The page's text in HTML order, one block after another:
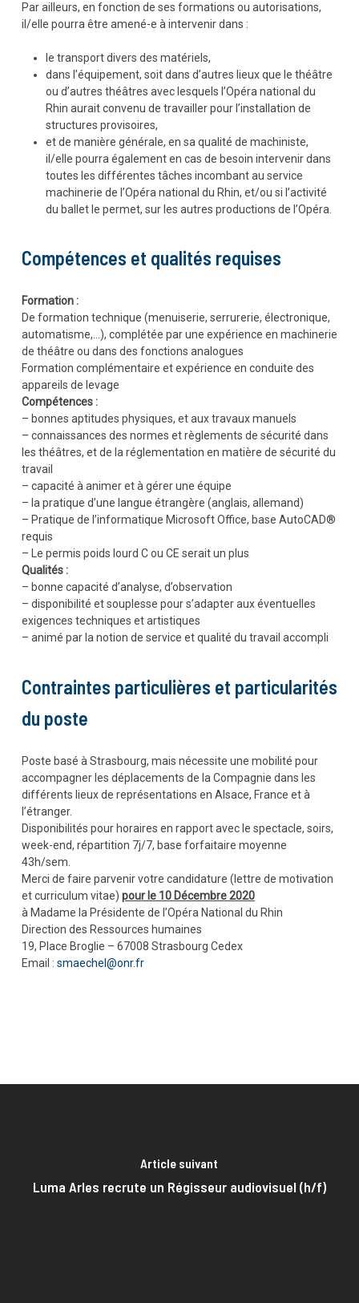
Par ailleurs, en fonction de ses formations ou autorisations,
il/elle pourra être amené-e à intervenir dans :
le transport divers des matériels,
dans l’équipement, soit dans d’autres lieux que le théâtre
ou d’autres théâtres avec lesquels l’Opéra national du
Rhin aurait convenu de travailler pour l’installation de
structures provisoires,
et de manière générale, en sa qualité de machiniste,
il/elle pourra également en cas de besoin intervenir dans
toutes les différentes tâches incombant au service
machinerie de l’Opéra national du Rhin, et/ou si l’activité
du ballet le permet, sur les autres productions de l’Opéra.
Compétences et qualités requises
Formation :
De formation technique (menuiserie, serrurerie, électronique,
automatisme,…), complétée par une expérience en machinerie
de théâtre ou dans des fonctions analogues
Formation complémentaire et expérience en conduite des
appareils de levage
Compétences :
– bonnes aptitudes physiques, et aux travaux manuels
– connaissances des normes et règlements de sécurité dans
les théâtres, et de la réglementation en matière de sécurité du
travail
– capacité à animer et à gérer une équipe
– la pratique d’une langue étrangère (anglais, allemand)
– Pratique de l’informatique Microsoft Office, base AutoCAD®
requis
– Le permis poids lourd C ou CE serait un plus
Qualités :
– bonne capacité d’analyse, d’observation
– disponibilité et souplesse pour s’adapter aux éventuelles
exigences techniques et artistiques
– animé par la notion de service et qualité du travail accompli
Contraintes particulières et particularités
du poste
Poste basé à Strasbourg, mais nécessite une mobilité pour
accompagner les déplacements de la Compagnie dans les
différents lieux de représentations en Alsace, France et à
l’étranger.
Disponibilités pour horaires en rapport avec le spectacle, soirs,
week-end, répartition 7j/7, base forfaitaire moyenne
43h/sem.
Merci de faire parvenir votre candidature (lettre de motivation
et curriculum vitae) pour le 10 Décembre 2020
à Madame la Présidente de l’Opéra National du Rhin
Direction des Ressources humaines
19, Place Broglie – 67008 Strasbourg Cedex
Email : smaechel@onr.fr
Article suivant
Luma Arles recrute un Régisseur audiovisuel (h/f)